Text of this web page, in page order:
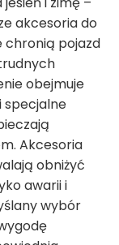
akcesoria do
chronią pojazd
obejmuje
specjalne
Akcesoria
obniżyć
awarii i
wybór